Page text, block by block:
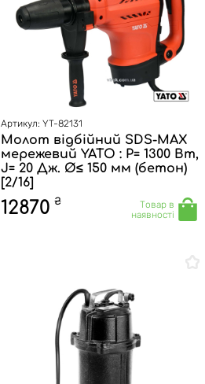
Артикул: YT-82131
Молот відбійний SDS-MAX
мережевий YATO : P= 1300 Вт,
J= 20 Дж. Ø≤ 150 мм (бетон)
[2/16]
12870 ₴
Товар в
наявності